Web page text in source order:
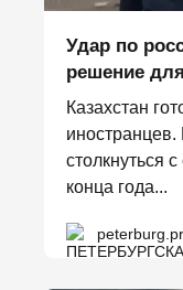
Удар по
решение
Казахстан
столкнуться
конца года...